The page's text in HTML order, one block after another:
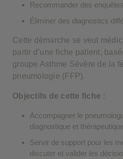
Recommander des
Éliminer des diagnostics
Cette démarche se veut
partir d’une fiche patient,
groupe Asthme Sévère de la
pneumologie (FFP).
Objectifs de cette fiche :
Accompagner le
diagnostique et
Servir de support pour les
discuter et valider les